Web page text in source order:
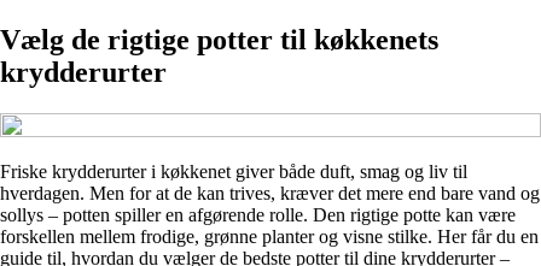
Vælg de rigtige potter til køkkenets
krydderurter
Friske krydderurter i køkkenet giver både duft, smag og liv til
hverdagen. Men for at de kan trives, kræver det mere end bare vand og
sollys – potten spiller en afgørende rolle. Den rigtige potte kan være
forskellen mellem frodige, grønne planter og visne stilke. Her får du en
guide til, hvordan du vælger de bedste potter til dine krydderurter –